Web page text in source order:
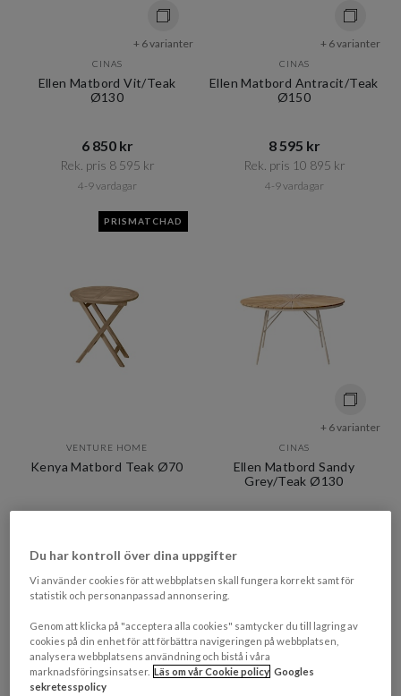
+ 6 varianter
CINAS
Ellen Matbord Vit/Teak
Ø130
6 850 kr​​
Rek. pris 8 595 kr​​
4-9 vardagar
+ 6 varianter
CINAS
Ellen Matbord Antracit/Teak
Ø150
8 595 kr​​
Rek. pris 10 895 kr​​
4-9 vardagar
PRISMATCHAD
VENTURE HOME
Kenya Matbord Teak Ø70
Rek. pris 1 995 kr​​
+ 6 varianter
CINAS
Ellen Matbord Sandy
Grey/Teak Ø130
Du har kontroll över dina uppgifter
Vi använder cookies för att webbplatsen skall fungera korrekt samt för
statistik och personanpassad annonsering.
Genom att klicka på "acceptera alla cookies" samtycker du till lagring av
cookies på din enhet för att förbättra navigeringen på webbplatsen,
analysera webbplatsens användning och bistå i våra
marknadsföringsinsatser. Läs om vår Cookie policy Googles
sekretesspolicy